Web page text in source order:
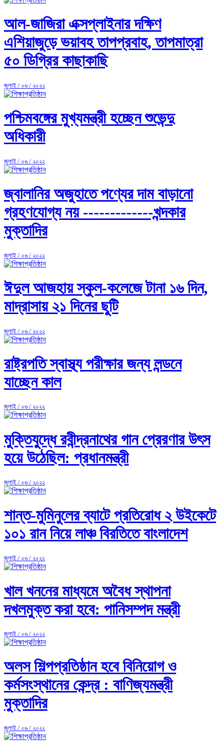
আল-জাজিরা এক্সপ্লাইনার দক্ষিণ
এশিয়াজুড়ে ভয়াবহ তাপপ্রবাহ, তাপমাত্রা
৫০ ডিগ্রির কাছাকাছি
জুলাই / ০৬ / ২০২২
পশ্চিমবঙ্গের মুখ্যমন্ত্রী হচ্ছেন শুভেন্দু
অধিকারী
জুলাই / ০৬ / ২০২২
জ্বালানির অজুহাতে পণ্যের দাম বাড়ানো
গ্রহণযোগ্য নয় -------------খন্দকার
মুক্তাদির
জুলাই / ০৬ / ২০২২
ঈদুল আজহায় স্কুল-কলেজে টানা ১৬ দিন,
মাদ্রাসায় ২১ দিনের ছুটি
জুলাই / ০৬ / ২০২২
রাষ্ট্রপতি স্বাস্থ্য পরীক্ষার জন্য লন্ডনে
যাচ্ছেন কাল
জুলাই / ০৬ / ২০২২
মুক্তিযুদ্ধে রবীন্দ্রনাথের গান প্রেরণার উৎস
হয়ে উঠেছিল: প্রধানমন্ত্রী
জুলাই / ০৬ / ২০২২
শান্ত-মুমিনুলের ব্যাটে প্রতিরোধ ২ উইকেটে
১০১ রান নিয়ে লাঞ্চ বিরতিতে বাংলাদেশ
জুলাই / ০৬ / ২০২২
খাল খননের মাধ্যমে অবৈধ স্থাপনা
দখলমুক্ত করা হবে: পানিসম্পদ মন্ত্রী
জুলাই / ০৬ / ২০২২
অলস শিল্পপ্রতিষ্ঠান হবে বিনিয়োগ ও
কর্মসংস্থানের কেন্দ্র : বাণিজ্যমন্ত্রী
মুক্তাদির
জুলাই / ০৬ / ২০২২